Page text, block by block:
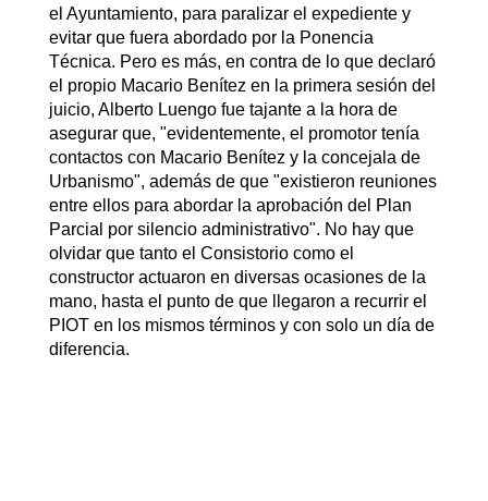
el Ayuntamiento, para paralizar el expediente y
evitar que fuera abordado por la Ponencia
Técnica. Pero es más, en contra de lo que declaró
el propio Macario Benítez en la primera sesión del
juicio, Alberto Luengo fue tajante a la hora de
asegurar que, "evidentemente, el promotor tenía
contactos con Macario Benítez y la concejala de
Urbanismo", además de que "existieron reuniones
entre ellos para abordar la aprobación del Plan
Parcial por silencio administrativo". No hay que
olvidar que tanto el Consistorio como el
constructor actuaron en diversas ocasiones de la
mano, hasta el punto de que llegaron a recurrir el
PIOT en los mismos términos y con solo un día de
diferencia.